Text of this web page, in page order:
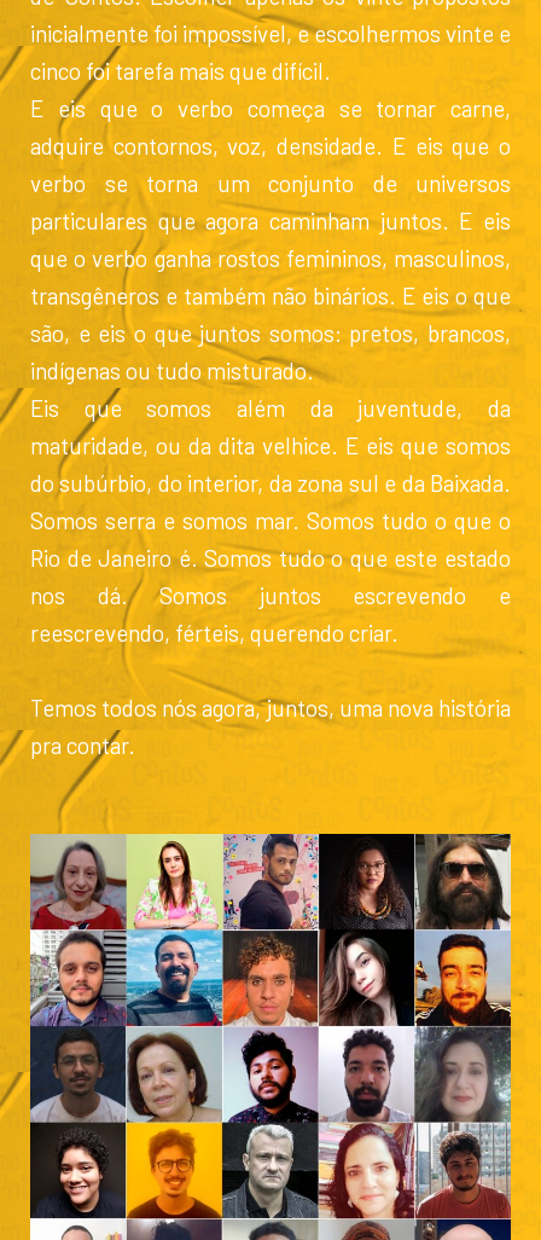
inicialmente foi impossível, e escolhermos vinte e
cinco foi tarefa mais que difícil.
E eis que o verbo começa se tornar carne,
adquire contornos, voz, densidade. E eis que o
verbo se torna um conjunto de universos
particulares que agora caminham juntos. E eis
que o verbo ganha rostos femininos, masculinos,
transgêneros e também não binários. E eis o que
são, e eis o que juntos somos: pretos, brancos,
indígenas ou tudo misturado.
Eis que somos além da juventude, da
maturidade, ou da dita velhice. E eis que somos
do subúrbio, do interior, da zona sul e da Baixada.
Somos serra e somos mar. Somos tudo o que o
Rio de Janeiro é. Somos tudo o que este estado
nos dá. Somos juntos escrevendo e
reescrevendo, férteis, querendo criar.
Temos todos nós agora, juntos, uma nova história
pra contar.